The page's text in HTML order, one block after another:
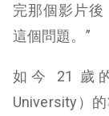
完那個影片後
這個問題。”
如今 21 歲
University）